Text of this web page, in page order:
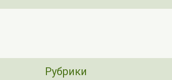
Рубрики